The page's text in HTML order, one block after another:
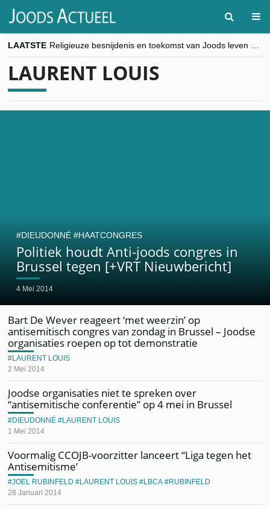
LAATSTE
“Besnijdenisdebat toont hoe moeilijk seculiere Westen minderheden begrijpt”, Jinnih Beels (Vooruit)
LAURENT LOUIS
Politiek houdt Anti-joods congres in
Brussel tegen [+VRT Nieuwbericht]
4 Mei 2014
DIEUDONNÉ HAATCONGRES
Bart De Wever reageert ‘met weerzin’ op
antisemitisch congres van zondag in Brussel – Joodse
organisaties roepen op tot demonstratie
2 Mei 2014
LAURENT LOUIS
Joodse organisaties niet te spreken over
“antisemitische conferentie” op 4 mei in Brussel
1 Mei 2014
DIEUDONNÉ LAURENT LOUIS
Voormalig CCOJB-voorzitter lanceert “Liga tegen het
Antisemitisme’
28 Januari 2014
JOEL RUBINFELD LAURENT LOUIS LBCA RUBINFELD